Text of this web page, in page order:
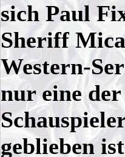
sich Paul
Sheriff
Western-
nur eine
geblieben